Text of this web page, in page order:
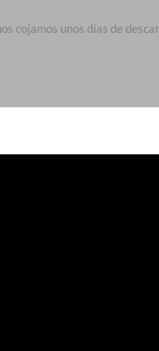
cojamos unos días de